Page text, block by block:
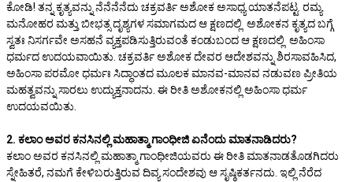
ಕೋಡಿ! ತನ್ನ ಕೃತ್ಯವನ್ನು ನೆನೆನೆನೆದು ಚಕ್ರವರ್ತಿ ಅಶೋಕ ಅಸಾಧ್ಯ ಯಾತನೆಪಟ್ಟ. ರಮ್ಯ
ಮನೋಹರ ಮತ್ತು ಬೀಭತ್ಸ ದೃಶ್ಯಗಳ ಸಮಾಗಮದ ಆ ಕ್ಷಣದಲ್ಲಿ ಅಶೋಕನ ಕೃತ್ಯದ ಬಗ್ಗೆ
ಸ್ವತಃ ನಿಸರ್ಗವೇ ಅಸಹನೆ ವ್ಯಕ್ತಪಡಿಸುತ್ತಿರುವಂತೆ ಕಂಡುಬಂದ ಆ ಕ್ಷಣದಲ್ಲಿ ಅಹಿಂಸಾ
ಧರ್ಮದ ಉದಯವಾಯಿತು. ಚಕ್ರವರ್ತಿ ಅಶೋಕ ದೇವರ ಆದೇಶವನ್ನು ಶಿರಸಾವಹಿಸಿದ,
ಅಹಿಂಸಾ ಪರಮೋ ಧರ್ಮಃ ಸಿದ್ಧಾಂತದ ಮೂಲಕ ಮಾನವ-ಮಾನವ ನಡುವಣ ಪ್ರೀತಿಯ
ಮಹತ್ವವನ್ನು ಸಾರಲು ಉದ್ಯುಕ್ತನಾದನು. ಈ ರೀತಿ ಅಶೋಕನಲ್ಲಿ ಅಹಿಂಸಾ ಧರ್ಮ
ಉದಯವಯಿತು.
2. ಕಲಾಂ ಅವರ ಕನಸಿನಲ್ಲಿ ಮಹಾತ್ಮಾ ಗಾಂಧೀಜಿ ಏನೆಂದು ಮಾತನಾಡಿದರು?
ಕಲಾಂ ಅವರ ಕನಸಿನಲ್ಲಿ ಮಹಾತ್ಮಾ ಗಾಂಧೀಜಿಯವರು ಈ ರೀತಿ ಮಾತನಾಡತೊಡಗಿದರು
ಸ್ನೇಹಿತರೆ, ನಮಗೆ ಕೇಳಿಬರುತ್ತಿರುವ ದಿವ್ಯ ಸಂದೇಶವು ಆ ಸೃಷ್ಠಿಕರ್ತನದು. ಇಲ್ಲಿ ನೆರೆದ